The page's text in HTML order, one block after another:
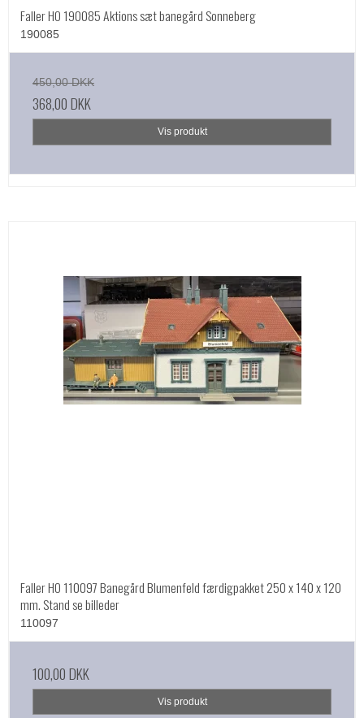
Faller HO 190085 Aktions sæt banegård Sonneberg
190085
450,00 DKK
368,00 DKK
Vis produkt
Faller HO 110097 Banegård Blumenfeld færdigpakket 250 x 140 x 120
mm. Stand se billeder
110097
100,00 DKK
Vis produkt